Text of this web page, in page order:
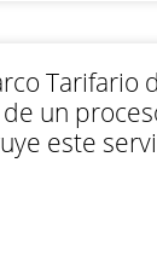
Tarifario
un
este